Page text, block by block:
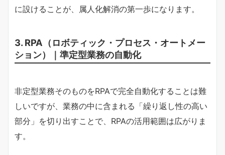
に設けることが、属人化解消の第一歩になります。
3. RPA（ロボティック・プロセス・オートメー
ション）｜準定型業務の自動化
非定型業務そのものをRPAで完全自動化することは難
しいですが、業務の中に含まれる「繰り返し性の高い
部分」を切り出すことで、RPAの活用範囲は広がりま
す。